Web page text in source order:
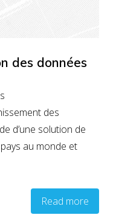
des données
des
d’une solution de
au monde et
Read more